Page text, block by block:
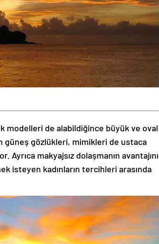
modelleri de alabildiğince büyük ve oval
güneş gözlükleri, mimikleri de ustaca
Ayrıca makyajsız dolaşmanın avantajını
isteyen kadınların tercihleri arasında